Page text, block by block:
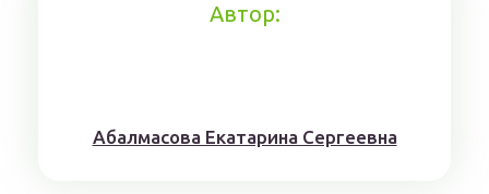
Автор:
Aбaлмaсoвa Eкaтaринa Ceргeeвнa